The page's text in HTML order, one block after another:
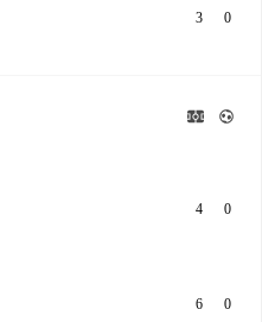
3 0
4 0
6 0